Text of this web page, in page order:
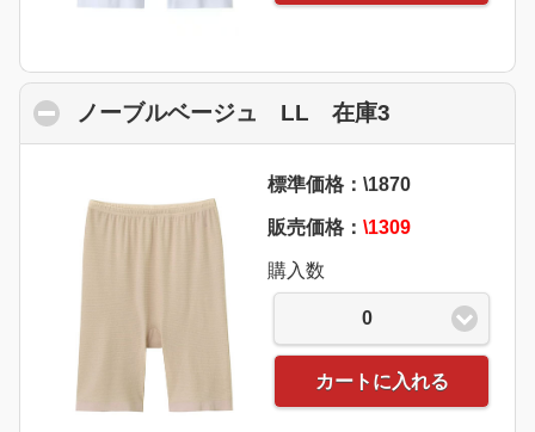
ノーブルベージュ LL 在庫3
標準価格：\1870
販売価格： \1309
購入数
0
カートに入れる